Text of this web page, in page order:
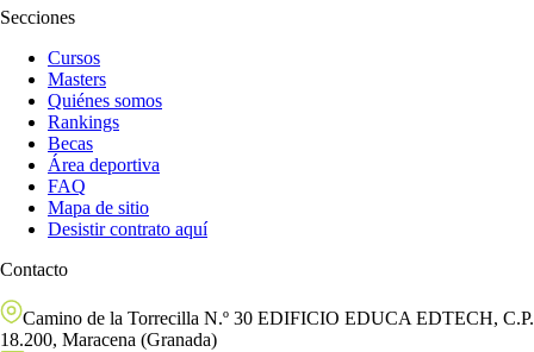
Secciones
Cursos
Masters
Quiénes somos
Rankings
Becas
Área deportiva
FAQ
Mapa de sitio
Desistir contrato aquí
Contacto
Camino de la Torrecilla N.º 30 EDIFICIO EDUCA EDTECH, C.P.
18.200, Maracena (Granada)